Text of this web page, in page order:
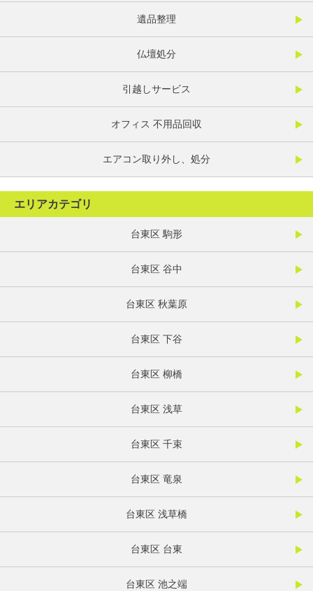
遺品整理
仏壇処分
引越しサービス
オフィス 不用品回収
エアコン取り外し、処分
エリアカテゴリ
台東区 駒形
台東区 谷中
台東区 秋葉原
台東区 下谷
台東区 柳橋
台東区 浅草
台東区 千束
台東区 竜泉
台東区 浅草橋
台東区 台東
台東区 池之端